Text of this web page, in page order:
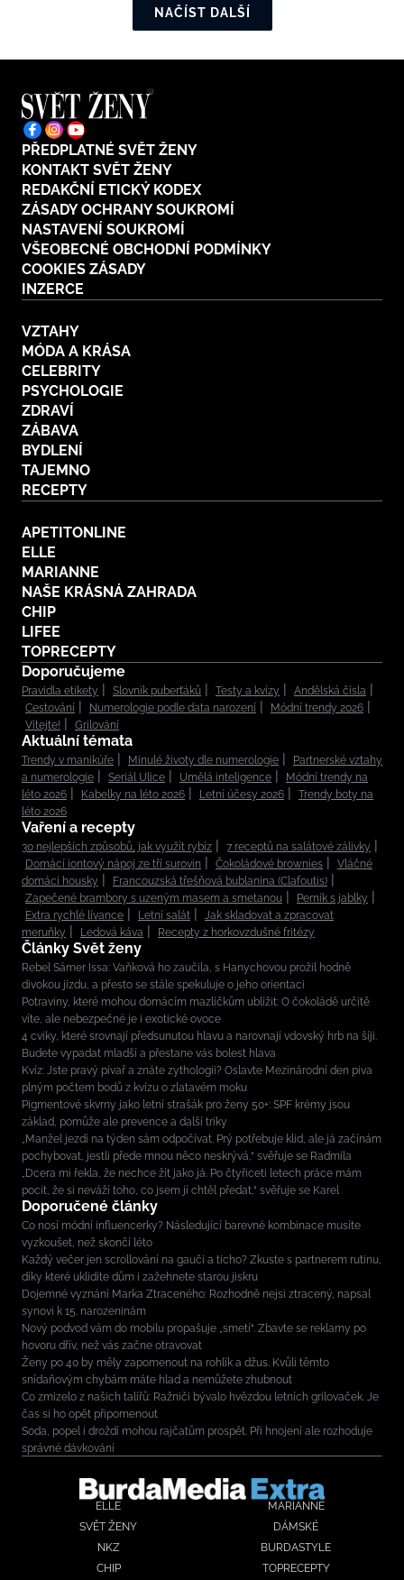
NAČÍST DALŠÍ
PŘEDPLATNÉ SVĚT ŽENY
KONTAKT SVĚT ŽENY
REDAKČNÍ ETICKÝ KODEX
ZÁSADY OCHRANY SOUKROMÍ
NASTAVENÍ SOUKROMÍ
VŠEOBECNÉ OBCHODNÍ PODMÍNKY
COOKIES ZÁSADY
INZERCE
VZTAHY
MÓDA A KRÁSA
CELEBRITY
PSYCHOLOGIE
ZDRAVÍ
ZÁBAVA
BYDLENÍ
TAJEMNO
RECEPTY
APETITONLINE
ELLE
MARIANNE
NAŠE KRÁSNÁ ZAHRADA
CHIP
LIFEE
TOPRECEPTY
Doporučujeme
Pravidla etikety Slovník puberťáků Testy a kvízy
Andělská čísla
Cestování
Numerologie podle data narození
Módní trendy 2026
Vítejte!
Grilování
Aktuální témata
Trendy v manikúře Minulé životy dle numerologie
Partnerské vztahy
a numerologie
Seriál Ulice Umělá inteligence
Módní trendy na
léto 2026
Kabelky na léto 2026 Letní účesy 2026
Trendy boty na
léto 2026
Vaření a recepty
30 nejlepších způsobů, jak využít rybíz
7 receptů na salátové zálivky
Domácí iontový nápoj ze tří surovin
Čokoládové brownies
Vláčné
domácí housky
Francouzská třešňová bublanina (Clafoutis)
Zapečené brambory s uzeným masem a smetanou
Perník s jablky
Extra rychlé lívance
Letní salát
Jak skladovat a zpracovat
meruňky
Ledová káva Recepty z horkovzdušné fritézy
Články Svět ženy
Rebel Sámer Issa: Vaňková ho zaučila, s Hanychovou prožil hodně
divokou jízdu, a přesto se stále spekuluje o jeho orientaci
Potraviny, které mohou domácím mazlíčkům ublížit: O čokoládě určitě
víte, ale nebezpečné je i exotické ovoce
4 cviky, které srovnají předsunutou hlavu a narovnají vdovský hrb na šíji.
Budete vypadat mladší a přestane vás bolest hlava
Kvíz: Jste pravý pivař a znáte zythologii? Oslavte Mezinárodní den piva
plným počtem bodů z kvízu o zlatavém moku
Pigmentové skvrny jako letní strašák pro ženy 50+: SPF krémy jsou
základ, pomůže ale prevence a další triky
„Manžel jezdí na týden sám odpočívat. Prý potřebuje klid, ale já začínám
pochybovat, jestli přede mnou něco neskrývá,“ svěřuje se Radmila
„Dcera mi řekla, že nechce žít jako já. Po čtyřiceti letech práce mám
pocit, že si neváží toho, co jsem jí chtěl předat,“ svěřuje se Karel
Doporučené články
Co nosí módní influencerky? Následující barevné kombinace musíte
vyzkoušet, než skončí léto
Každý večer jen scrollování na gauči a ticho? Zkuste s partnerem rutinu,
díky které uklidíte dům i zažehnete starou jiskru
Dojemné vyznání Marka Ztraceného: Rozhodně nejsi ztracený, napsal
synovi k 15. narozeninám
Nový podvod vám do mobilu propašuje „smetí“. Zbavte se reklamy po
hovoru dřív, než vás začne otravovat
Ženy po 40 by měly zapomenout na rohlík a džus. Kvůli těmto
snídaňovým chybám máte hlad a nemůžete zhubnout
Co zmizelo z našich talířů: Ražniči bývalo hvězdou letních grilovaček. Je
čas si ho opět připomenout
Soda, popel i droždí mohou rajčatům prospět. Při hnojení ale rozhoduje
správné dávkování
ELLE
MARIANNE
SVĚT ŽENY
DÁMSKÉ
NKZ
BURDASTYLE
CHIP
TOPRECEPTY